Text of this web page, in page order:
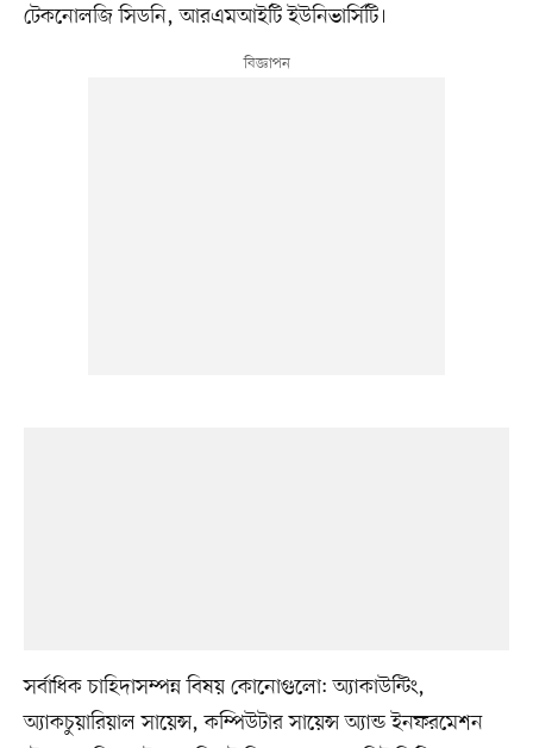
টেকনোলজি সিডনি, আরএমআইটি ইউনিভার্সিটি।
সর্বাধিক চাহিদাসম্পন্ন বিষয় কোনোগুলো: অ্যাকাউন্টিং,
অ্যাকচুয়ারিয়াল সায়েন্স, কম্পিউটার সায়েন্স অ্যান্ড ইনফরমেশন